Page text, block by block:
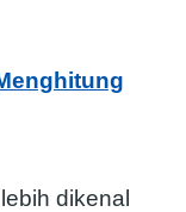
dikenal